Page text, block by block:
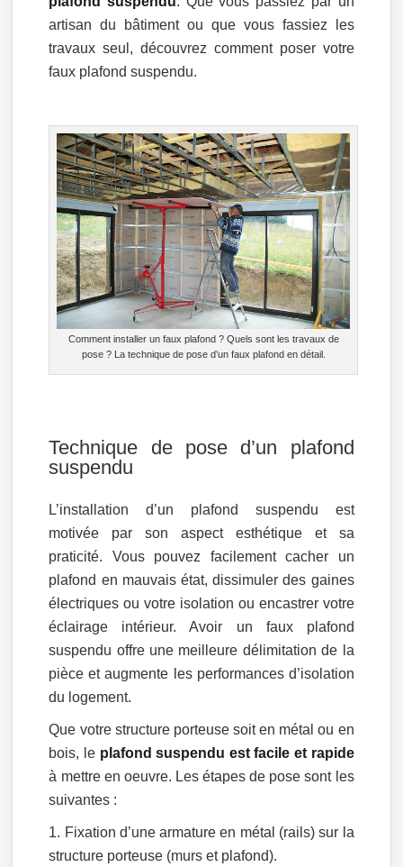
artisan du bâtiment ou que vous fassiez les
travaux seul, découvrez comment poser votre
faux plafond suspendu.
Comment installer un faux plafond ? Quels sont les travaux de
pose ? La technique de pose d’un faux plafond en détail.
Technique de pose d’un plafond
suspendu
L’installation d’un plafond suspendu est
motivée par son aspect esthétique et sa
praticité. Vous pouvez facilement cacher un
plafond en mauvais état, dissimuler des gaines
électriques ou votre isolation ou encastrer votre
éclairage intérieur. Avoir un faux plafond
suspendu offre une meilleure délimitation de la
pièce et augmente les performances d’isolation
du logement.
Que votre structure porteuse soit en métal ou en
bois, le plafond suspendu est facile et rapide
à mettre en oeuvre. Les étapes de pose sont les
suivantes :
Fixation d’une armature en métal (rails) sur la
structure porteuse (murs et plafond).